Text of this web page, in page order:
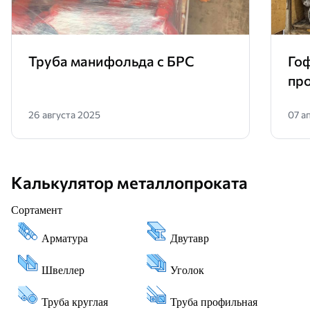
Труба манифольда с БРС
26 августа 2025 07
Калькулятор металлопроката